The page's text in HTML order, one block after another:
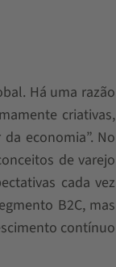
Há uma razão
criativas,
economia”. No
de varejo
cada vez
B2C, mas
contínuo